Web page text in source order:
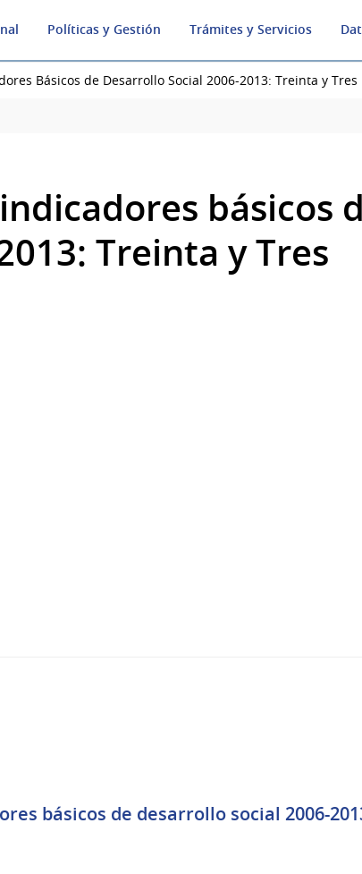
Políticas y Gestión Trámites y Servicios
Básicos de Desarrollo Social 2006-2013: Treinta y Tres
básicos
Treinta y Tres
básicos de desarrollo social 2006-